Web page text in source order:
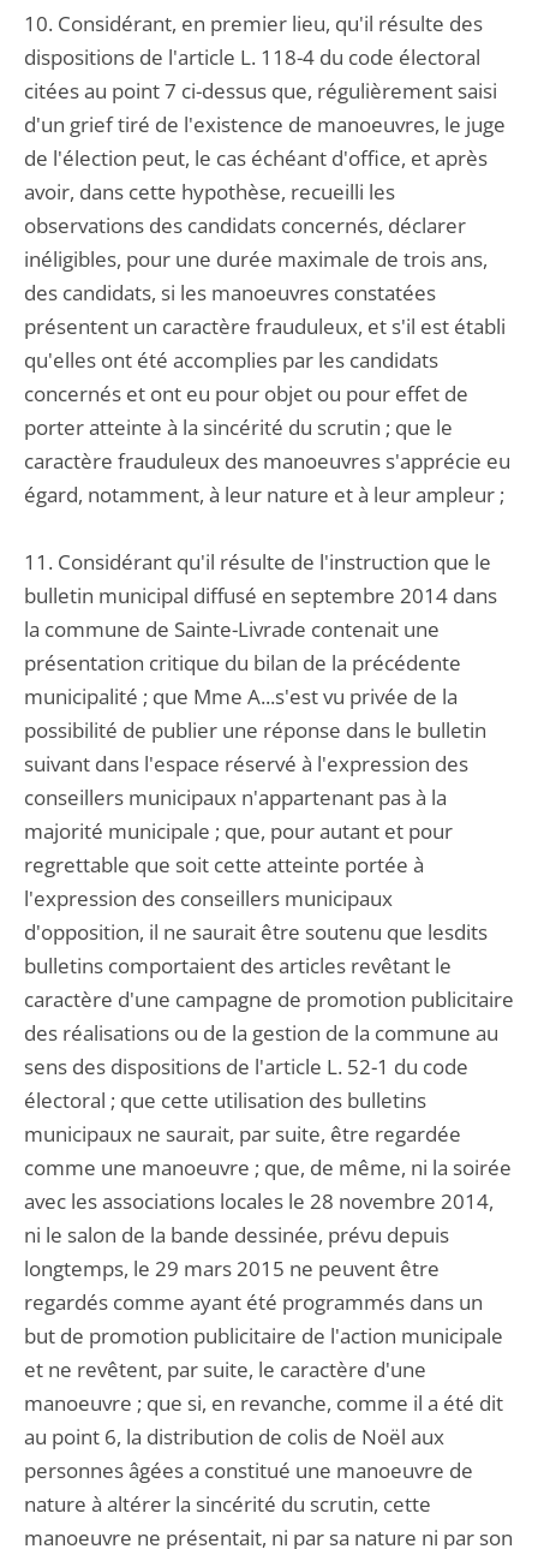
10. Considérant, en premier lieu, qu'il résulte des
dispositions de l'article L. 118-4 du code électoral
citées au point 7 ci-dessus que, régulièrement saisi
d'un grief tiré de l'existence de manoeuvres, le juge
de l'élection peut, le cas échéant d'office, et après
avoir, dans cette hypothèse, recueilli les
observations des candidats concernés, déclarer
inéligibles, pour une durée maximale de trois ans,
des candidats, si les manoeuvres constatées
présentent un caractère frauduleux, et s'il est établi
qu'elles ont été accomplies par les candidats
concernés et ont eu pour objet ou pour effet de
porter atteinte à la sincérité du scrutin ; que le
caractère frauduleux des manoeuvres s'apprécie eu
égard, notamment, à leur nature et à leur ampleur ;
11. Considérant qu'il résulte de l'instruction que le
bulletin municipal diffusé en septembre 2014 dans
la commune de Sainte-Livrade contenait une
présentation critique du bilan de la précédente
municipalité ; que Mme A...s'est vu privée de la
possibilité de publier une réponse dans le bulletin
suivant dans l'espace réservé à l'expression des
conseillers municipaux n'appartenant pas à la
majorité municipale ; que, pour autant et pour
regrettable que soit cette atteinte portée à
l'expression des conseillers municipaux
d'opposition, il ne saurait être soutenu que lesdits
bulletins comportaient des articles revêtant le
caractère d'une campagne de promotion publicitaire
des réalisations ou de la gestion de la commune au
sens des dispositions de l'article L. 52-1 du code
électoral ; que cette utilisation des bulletins
municipaux ne saurait, par suite, être regardée
comme une manoeuvre ; que, de même, ni la soirée
avec les associations locales le 28 novembre 2014,
ni le salon de la bande dessinée, prévu depuis
longtemps, le 29 mars 2015 ne peuvent être
regardés comme ayant été programmés dans un
but de promotion publicitaire de l'action municipale
et ne revêtent, par suite, le caractère d'une
manoeuvre ; que si, en revanche, comme il a été dit
au point 6, la distribution de colis de Noël aux
personnes âgées a constitué une manoeuvre de
nature à altérer la sincérité du scrutin, cette
manoeuvre ne présentait, ni par sa nature ni par son